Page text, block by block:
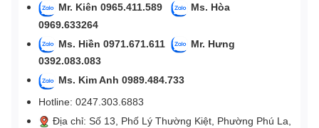
Mr. Kiên 0965.411.589
Ms. Hòa
0969.633264
Ms. Hiền 0971.671.611
Mr. Hưng
0392.083.083
Ms. Kim Anh 0989.484.733
Hotline: 0247.303.6883
Địa chỉ: Số 13, Phố Lý Thường Kiệt, Phường Phú La,